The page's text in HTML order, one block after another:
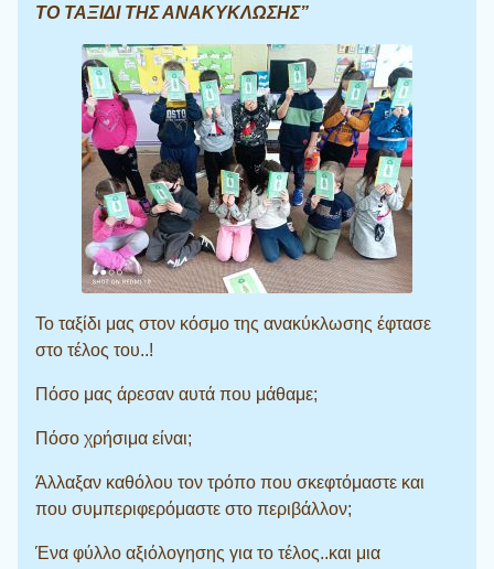
ΤΟ ΤΑΞΙΔΙ ΤΗΣ ΑΝΑΚΥΚΛΩΣΗΣ”
Το ταξίδι μας στον κόσμο της ανακύκλωσης έφτασε
στο τέλος του..!
Πόσο μας άρεσαν αυτά που μάθαμε;
Πόσο χρήσιμα είναι;
Άλλαξαν καθόλου τον τρόπο που σκεφτόμαστε και
που συμπεριφερόμαστε στο περιβάλλον;
Ένα φύλλο αξιόλογησης για το τέλος..και μια